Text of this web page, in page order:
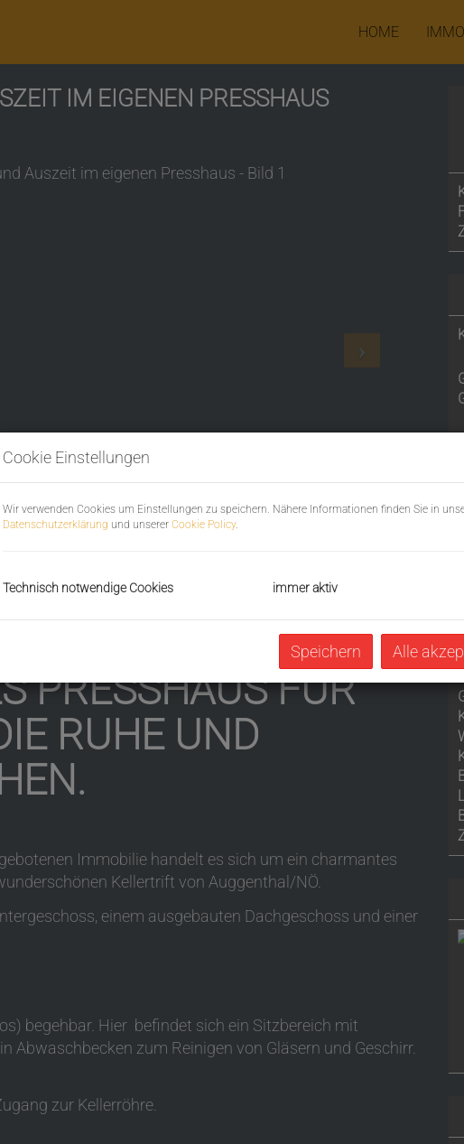
HOME
IM EIGENEN PRESSHAUS
PRESSHAUS FÜR
RUHE UND
Immobilie handelt es sich um ein charmantes
Kellertrift von Auggenthal/NÖ.
einem ausgebauten Dachgeschoss und einer
begehbar. Hier befindet sich ein Sitzbereich mit
Abwaschbecken zum Reinigen von Gläsern und Geschirr.
zur Kellerröhre.
Cookie Einstellungen
Wir verwenden Cookies um Einstellungen zu speichern. Nähere Informationen finden Sie in
Datenschutzerklärung und unserer Cookie Policy.
Technisch notwendige Cookies immer aktiv
Speichern Alle